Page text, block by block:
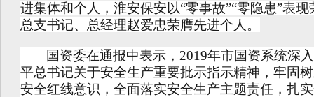
进集体和个人 ， 淮安保安以“零事故”“零隐患”表现
总支书记、总经理赵爱忠荣膺先进个人。
国资委在通报中表示， 2019年市国资系统深
平总书记关于安全生产重要批示指示精神，牢固
安全红线意识，全面落实安全生产主题责任，扎